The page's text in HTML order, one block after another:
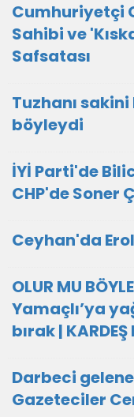
Cumhuriyetçi
Sahibi ve
Safsatası
Tuzhanı
böyleydi
İYİ Parti'de
CHP'de Soner
Ceyhan'da
OLUR MU
Yamaçlı’ya
bırak | KARDEŞ
Darbeci
Gazeteciler